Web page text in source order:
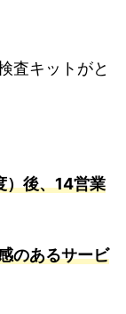
査キットがと
）後、14営業
のあるサービ